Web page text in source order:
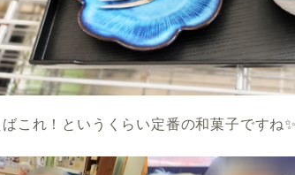
これ！というくらい定番の和菓子ですね